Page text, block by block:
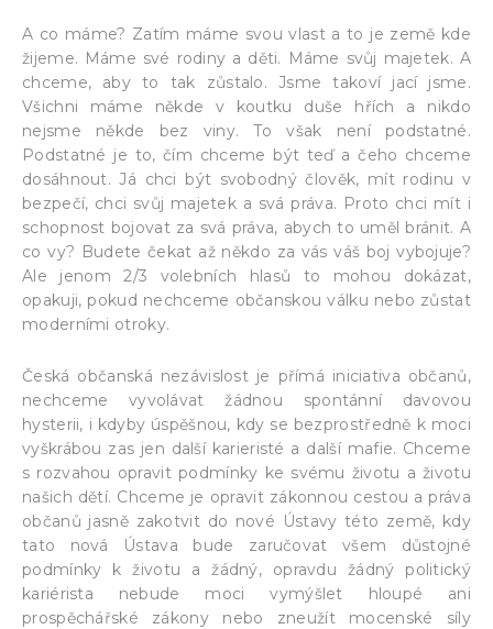
A co máme? Zatím máme svou vlast a to je země kde
žijeme. Máme své rodiny a děti. Máme svůj majetek. A
chceme, aby to tak zůstalo. Jsme takoví jací jsme.
Všichni máme někde v koutku duše hřích a nikdo
nejsme někde bez viny. To však není podstatné.
Podstatné je to, čím chceme být teď a čeho chceme
dosáhnout. Já chci být svobodný člověk, mít rodinu v
bezpečí, chci svůj majetek a svá práva. Proto chci mít i
schopnost bojovat za svá práva, abych to uměl bránit. A
co vy? Budete čekat až někdo za vás váš boj vybojuje?
Ale jenom 2/3 volebních hlasů to mohou dokázat,
opakuji, pokud nechceme občanskou válku nebo zůstat
moderními otroky.
Česká občanská nezávislost je přímá iniciativa občanů,
nechceme vyvolávat žádnou spontánní davovou
hysterii, i kdyby úspěšnou, kdy se bezprostředně k moci
vyškrábou zas jen další karieristé a další mafie. Chceme
s rozvahou opravit podmínky ke svému životu a životu
našich dětí. Chceme je opravit zákonnou cestou a práva
občanů jasně zakotvit do nové Ústavy této země, kdy
tato nová Ústava bude zaručovat všem důstojné
podmínky k životu a žádný, opravdu žádný politický
kariérista nebude moci vymýšlet hloupé ani
prospěchářské zákony nebo zneužít mocenské síly